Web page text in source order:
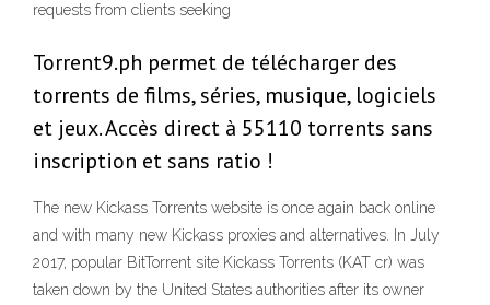
requests from clients seeking
Torrent9.ph permet de télécharger des
torrents de films, séries, musique, logiciels
et jeux. Accès direct à 55110 torrents sans
inscription et sans ratio !
The new Kickass Torrents website is once again back online
and with many new Kickass proxies and alternatives. In July
2017, popular BitTorrent site Kickass Torrents (KAT cr) was
taken down by the United States authorities after its owner